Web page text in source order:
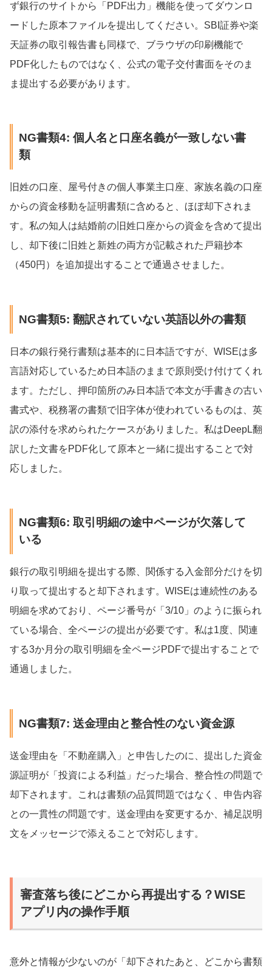
ず銀行のサイトから「PDF出力」機能を使ってダウンロ
ードした原本ファイルを提出してください。SBI証券や楽
天証券の取引報告書も同様で、ブラウザの印刷機能で
PDF化したものではなく、公式の電子交付書面をそのま
ま提出する必要があります。
NG書類4: 個人名と口座名義が一致しない書
類
旧姓の口座、屋号付きの個人事業主口座、家族名義の口座
からの資金移動を証明書類に含めると、ほぼ却下されま
す。私の知人は結婚前の旧姓口座からの資金を含めて提出
し、却下後に旧姓と新姓の両方が記載された戸籍抄本
（450円）を追加提出することで通過させました。
NG書類5: 翻訳されていない英語以外の書類
日本の銀行発行書類は基本的に日本語ですが、WISEは多
言語対応しているため日本語のままで原則受け付けてくれ
ます。ただし、押印箇所のみ日本語で本文が手書きの古い
書式や、税務署の書類で旧字体が使われているものは、英
訳の添付を求められたケースがありました。私はDeepL翻
訳した文書をPDF化して原本と一緒に提出することで対
応しました。
NG書類6: 取引明細の途中ページが欠落して
いる
銀行の取引明細を提出する際、関係する入金部分だけを切
り取って提出すると却下されます。WISEは連続性のある
明細を求めており、ページ番号が「3/10」のように振られ
ている場合、全ページの提出が必要です。私は1度、関連
する3か月分の取引明細を全ページPDFで提出することで
通過しました。
NG書類7: 送金理由と整合性のない資金源
送金理由を「不動産購入」と申告したのに、提出した資金
源証明が「投資による利益」だった場合、整合性の問題で
却下されます。これは書類の品質問題ではなく、申告内容
との一貫性の問題です。送金理由を変更するか、補足説明
文をメッセージで添えることで対応します。
審査落ち後にどこから再提出する？WISE
アプリ内の操作手順
意外と情報が少ないのが「却下されたあと、どこから書類